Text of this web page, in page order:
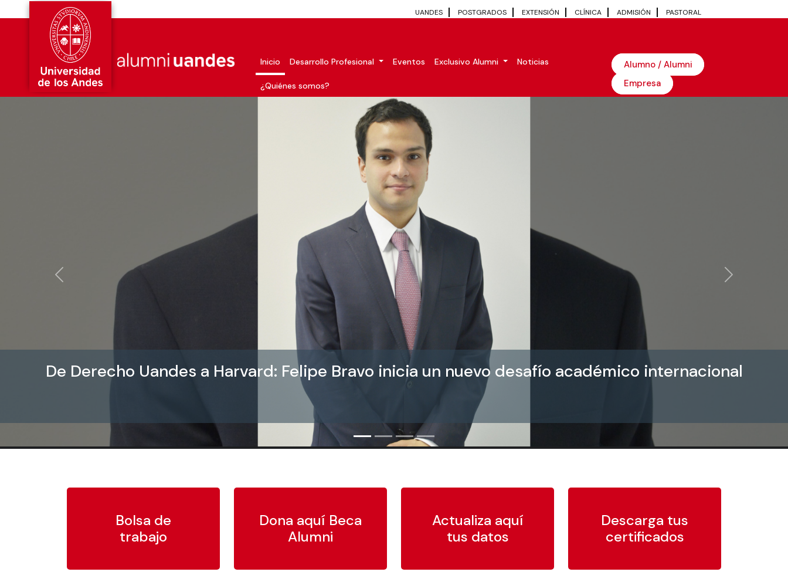
UANDES POSTGRADOS EXTENSIÓN CLÍNICA ADMISIÓN PASTORAL
Inicio Desarrollo Profesional Eventos Exclusivo Alumni Noticias
¿Quiénes somos?
Alumno / Alumni
Empresa
De Derecho Uandes a Harvard: Felipe Bravo inicia un nuevo desafío académico internacional
Anterior Siguiente
Bolsa de
trabajo
Dona aquí Beca
Alumni
Actualiza aquí
tus datos
Descarga tus
certificados